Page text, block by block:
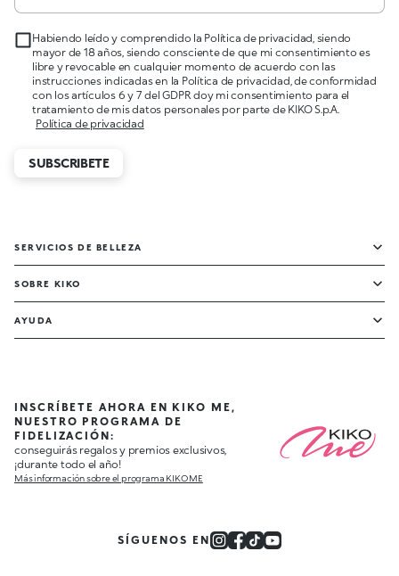
Habiendo leído y comprendido la Política de privacidad, siendo
mayor de 18 años, siendo consciente de que mi consentimiento es
libre y revocable en cualquier momento de acuerdo con las
instrucciones indicadas en la Política de privacidad, de conformidad
con los artículos 6 y 7 del GDPR doy mi consentimiento para el
tratamiento de mis datos personales por parte de KIKO S.p.A.
Política de privacidad
SUBSCRIBETE
SERVICIOS DE BELLEZA
SOBRE KIKO
AYUDA
INSCRÍBETE AHORA EN KIKO ME,
NUESTRO PROGRAMA DE
FIDELIZACIÓN:
conseguirás regalos y premios exclusivos,
¡durante todo el año!
Más información sobre el programa KIKO ME
SÍGUENOS EN